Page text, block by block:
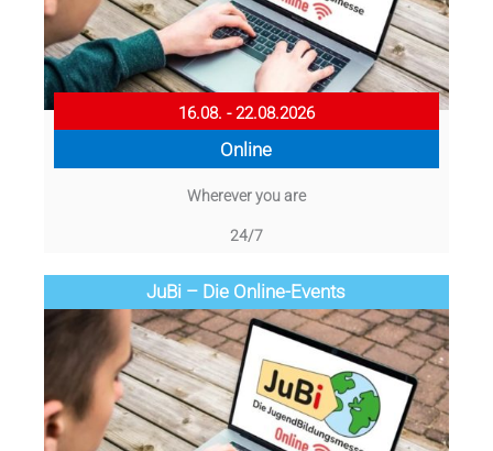
16.08. - 22.08.2026
Online
Wherever you are
24/7
JuBi – Die Online-Events